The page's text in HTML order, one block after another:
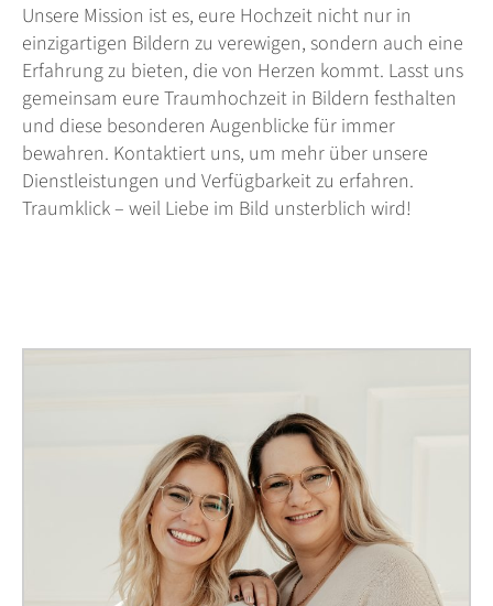
Unsere Mission ist es, eure Hochzeit nicht nur in
einzigartigen Bildern zu verewigen, sondern auch eine
Erfahrung zu bieten, die von Herzen kommt. Lasst uns
gemeinsam eure Traumhochzeit in Bildern festhalten
und diese besonderen Augenblicke für immer
bewahren. Kontaktiert uns, um mehr über unsere
Dienstleistungen und Verfügbarkeit zu erfahren.
Traumklick – weil Liebe im Bild unsterblich wird!